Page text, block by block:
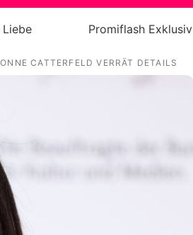
Liebe Promiflash Exklusiv
CATTERFELD VERRÄT DETAILS